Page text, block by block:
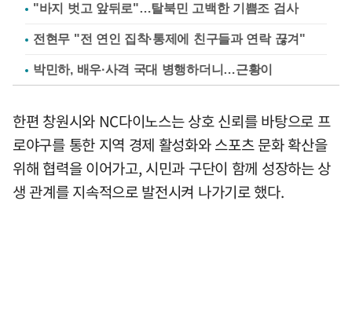
"바지 벗고 앞뒤로"…탈북민 고백한 기쁨조 검사
전현무 "전 연인 집착·통제에 친구들과 연락 끊겨"
박민하, 배우·사격 국대 병행하더니…근황이
한편 창원시와 NC다이노스는 상호 신뢰를 바탕으로 프
로야구를 통한 지역 경제 활성화와 스포츠 문화 확산을
위해 협력을 이어가고, 시민과 구단이 함께 성장하는 상
생 관계를 지속적으로 발전시켜 나가기로 했다.